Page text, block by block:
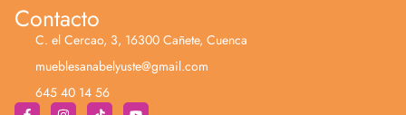
Contacto
C. el Cercao, 3, 16300 Cañete, Cuenca
mueblesanabelyuste@gmail.com
645 40 14 56